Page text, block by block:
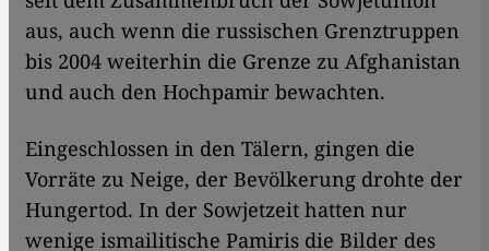
aus, auch wenn die russischen Grenztruppen
bis 2004 weiterhin die Grenze zu Afghanistan
und auch den Hochpamir bewachten.
Eingeschlossen in den Tälern, gingen die
Vorräte zu Neige, der Bevölkerung drohte der
Hungertod. In der Sowjetzeit hatten nur
wenige ismailitische Pamiris die Bilder des